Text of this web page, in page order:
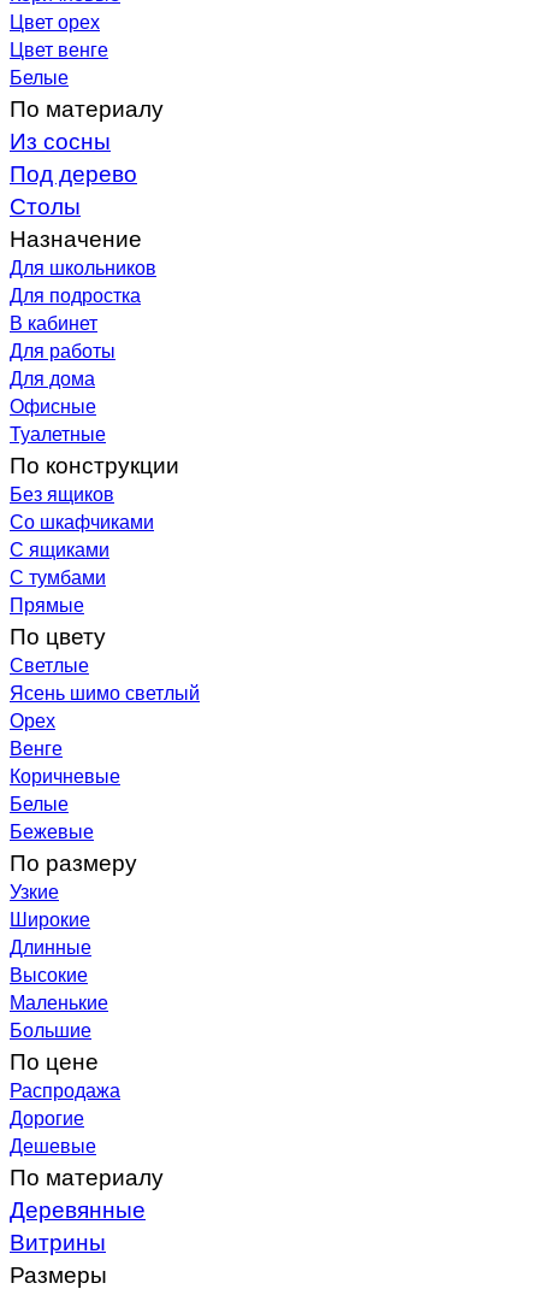
Цвет орех
Цвет венге
Белые
По материалу
Из сосны
Под дерево
Столы
Назначение
Для школьников
Для подростка
В кабинет
Для работы
Для дома
Офисные
Туалетные
По конструкции
Без ящиков
Со шкафчиками
С ящиками
С тумбами
Прямые
По цвету
Светлые
Ясень шимо светлый
Орех
Венге
Коричневые
Белые
Бежевые
По размеру
Узкие
Широкие
Длинные
Высокие
Маленькие
Большие
По цене
Распродажа
Дорогие
Дешевые
По материалу
Деревянные
Витрины
Размеры